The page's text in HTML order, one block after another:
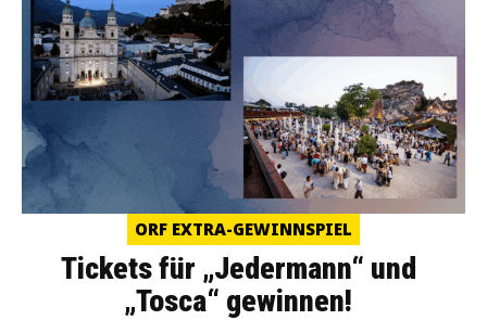
ORF EXTRA-GEWINNSPIEL
Tickets für „Jedermann“ und
„Tosca“ gewinnen!